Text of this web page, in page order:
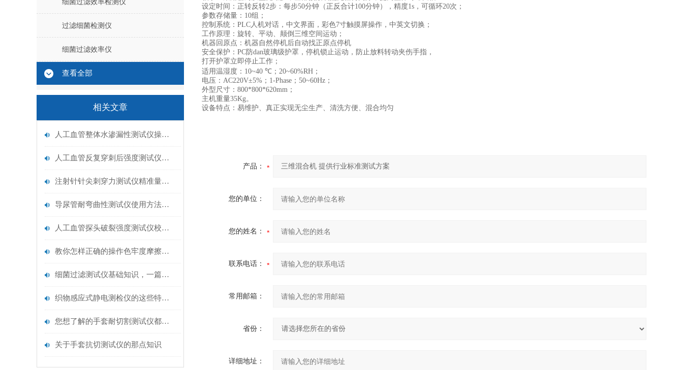
细菌过滤效率检测仪
过滤细菌检测仪
细菌过滤效率仪
查看全部
相关文章
人工血管整体水渗漏性测试仪操作中最容易出错的步骤
人工血管反复穿刺后强度测试仪是什么？透析患者的“生命管“质量靠它把关！
注射针针尖刺穿力测试仪精准量化针尖锋利度，构筑临床安全防线
导尿管耐弯曲性测试仪使用方法与操作规范
人工血管探头破裂强度测试仪校准规范：精准赋能医疗安全的技术基准
教你怎样正确的操作色牢度摩擦测试机
细菌过滤测试仪基础知识，一篇搞定
织物感应式静电测检仪的这些特点很少有人都知道
您想了解的手套耐切割测试仪都在这里了
关于手套抗切测试仪的那点知识
设定时间： 正转反转2步： 每步50分钟（正反合计100分钟） ，精度1s ， 可循环20次 ；
参数存储量： 10组；
控制系统： PLC人机对话，中文界面， 彩色7寸触摸屏操作 ， 中英文切换 ；
工作原理：旋转、平动、颠倒三维空间运动；
机器回原点：机器自然停机后自动找正原点停机
安全保护： PC防dan玻璃级护罩， 停机锁止运动，防止放料转动夹伤手指，
打开护罩立即停止工作；
适用温湿度： 10~40 ℃； 20~60%RH ；
电压： AC220V±5% ； 1-Phase ； 50~60Hz ；
外型尺寸 ： 800*800*620mm ；
主机重量35Kg。
设备特点： 易维护、 真正实现无尘生产、 清洗方便、混合均匀
产品：
您的单位：
您的姓名：
联系电话：
常用邮箱：
省份：
详细地址：